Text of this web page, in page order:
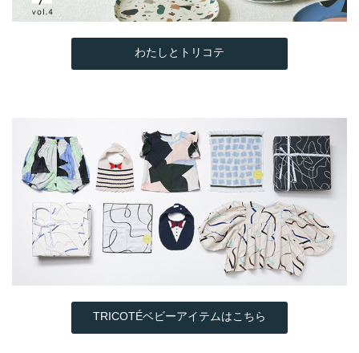
わたしとトリコテ
TRICOTÉベビーアイテムはこちら